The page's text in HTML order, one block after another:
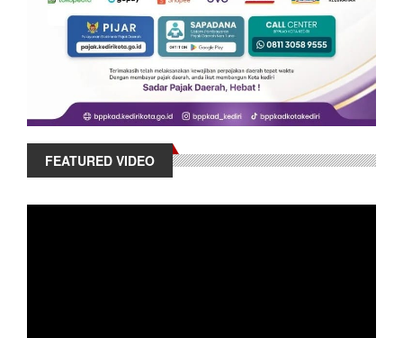
FEATURED VIDEO